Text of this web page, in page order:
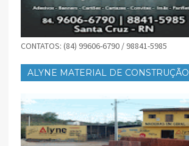
CONTATOS: (84) 99606-6790 / 98841-5985
ALYNE MATERIAL DE CONSTRUÇÃO